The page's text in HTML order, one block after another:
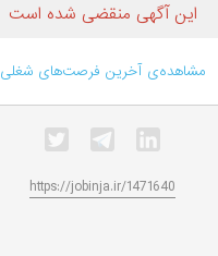
این آگهی منقضی شده است
مشاهده‌ی آخرین فرصت‌های شغلی
https://jobinja.ir/1471640